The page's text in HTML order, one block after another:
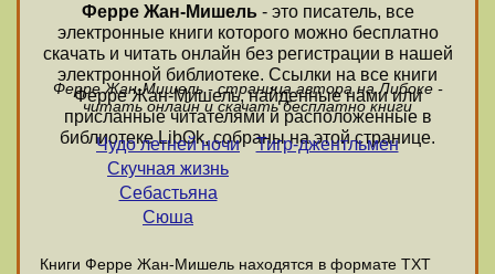
Ферре Жан-Мишель- это писатель, все
электронные книги которого можно бесплатно
скачать и читать онлайн без регистрации в нашей
электронной библиотеке. Ссылки на все книги
Ферре Жан-Мишель, найденные нами или
присланные читателями и расположенные в
библиотеке LibOk, собраны на этой странице.
Ферре Жан-Мишель - страница автора на Либоке -
читать онлайн и скачать бесплатно книги
Чудо летней ночи
Скучная жизнь
Себастьяна
Сюша
Тигр-джентльмен
Книги Ферре Жан-Мишель находятся в формате ТХТ